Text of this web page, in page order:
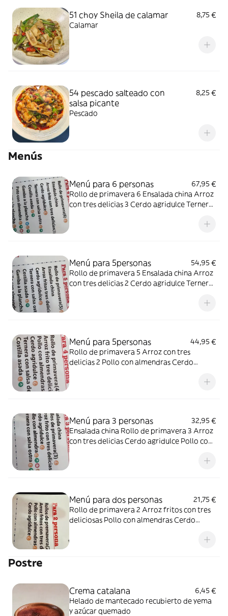
51 choy Sheila de calamar
8,75 €
Calamar
54 pescado salteado con
salsa picante
8,25 €
Pescado
Menús
Menú para 6 personas
67,95 €
Rollo de primavera 6 Ensalada china Arroz
con tres delicias 3 Cerdo agridulce Ternera
Menú para 5personas
54,95 €
Rollo de primavera 5 Ensalada china Arroz
con tres delicias 2 Cerdo agridulce Ternera
Menú para 5personas
44,95 €
Rollo de primavera 5 Arroz con tres
delicias 2 Pollo con almendras Cerdo
Menú para 3 personas
32,95 €
Ensalada china Rollo de primavera 3 Arroz
con tres delicias Cerdo agridulce Pollo con
Menú para dos personas
21,75 €
Rollo de primavera 2 Arroz fritos con tres
deliciosas Pollo con almendras Cerdo
Postre
Crema catalana
6,45 €
Helado de mantecado recubierto de yema
y azúcar quemado